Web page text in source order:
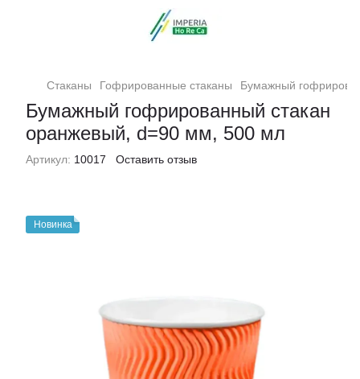
Стаканы Гофрированные стаканы Бумажный
Бумажный гофрированный стакан
оранжевый, d=90 мм, 500 мл
Артикул: 10017 Оставить отзыв
Новинка